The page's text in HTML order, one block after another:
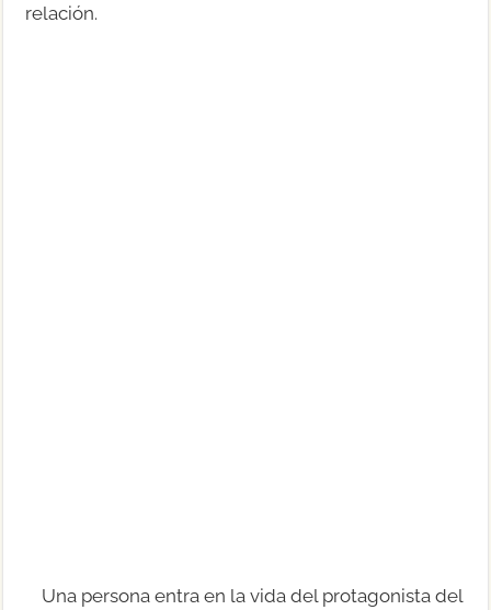
relación.
Una persona entra en la vida del protagonista del